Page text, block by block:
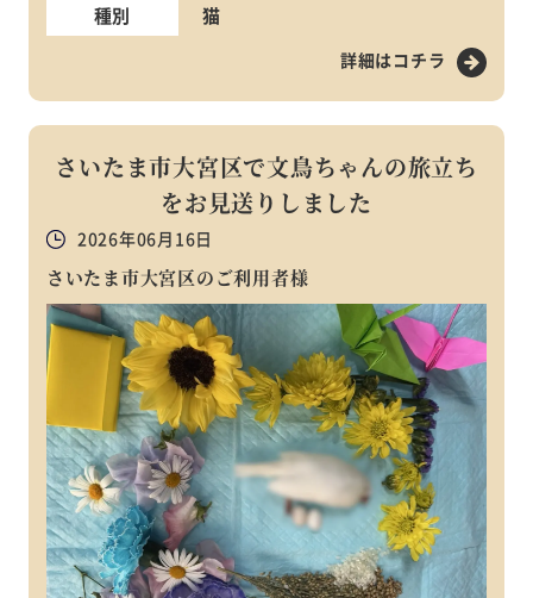
種別 猫
詳細はコチラ
さいたま市大宮区で文鳥ちゃんの旅立ち
をお見送りしました
2026年06月16日
さいたま市大宮区のご利用者様